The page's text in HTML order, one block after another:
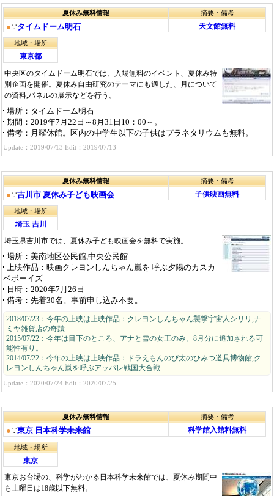
夏休み無料情報
●∵タイムドーム明石
摘要・備考
天文館無料
地域・場所
東京都
中央区のタイムドーム明石では、入場無料のイベント、夏休み特
別企画を開催。夏休み自由研究のテーマにも適した、月について
の資料,パネルの展示などを行う。
場所 ：タイムドーム明石
期間 ：2019年7月22日～8月31日10：00～。
備考 ：月曜休館。区内の中学生以下の子供はプラネタリウムも無料。
Update：2019/07/13 Edit：2019/07/13
夏休み無料情報
●∵吉川市 夏休み子ども映画会
摘要・備考
子供映画無料
地域・場所
埼玉 吉川
埼玉県吉川市では、夏休み子ども映画会を無料で実施。
場所 ：美南地区公民館,中央公民館
上映作品 ：映画クレヨンしんちゃん嵐を 呼ぶ夕陽のカスカ
ベボーイズ
日時 ：2020年7月26日
備考 ：先着30名。事前申し込み不要。
2018/07/23：今年の上映は上映作品：クレヨンしんちゃん襲撃宇宙人シリリ,ナ
ミヤ雑貨店の奇蹟
2015/07/22：今年は目下のところ、アナと雪の女王のみ。8月分に追加される可
能性有り。
2014/07/22：今年の上映は上映作品：ドラえもんのび太のひみつ道具博物館,ク
レヨンしんちゃん嵐を呼ぶアッパレ戦国大合戦
Update：2020/07/24 Edit：2020/07/25
夏休み無料情報
●∵東京 日本科学未来館
摘要・備考
科学館入館料無料
地域・場所
東京
東京お台場の、科学がわかる日本科学未来館では、夏休み期間中
も土曜日は18歳以下無料。